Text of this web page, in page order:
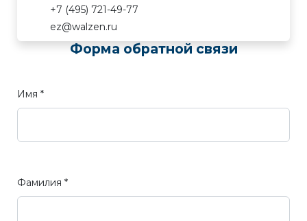
+7 (495) 721-49-77
ez@walzen.ru
Форма обратной связи
Имя *
Фамилия *